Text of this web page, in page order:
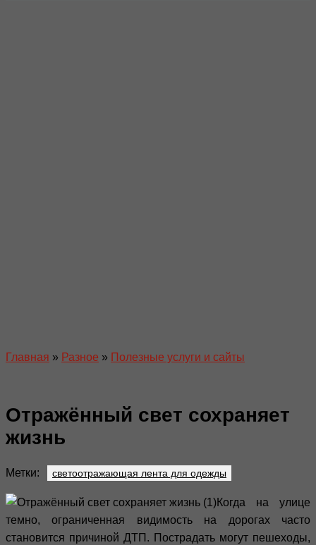
Главная » Разное » Полезные услуги и сайты
Отражённый свет сохраняет
жизнь
Метки: светоотражающая лента для одежды
Когда на улице
темно, ограниченная видимость на дорогах часто
становится причиной ДТП. Пострадать могут пешеходы,